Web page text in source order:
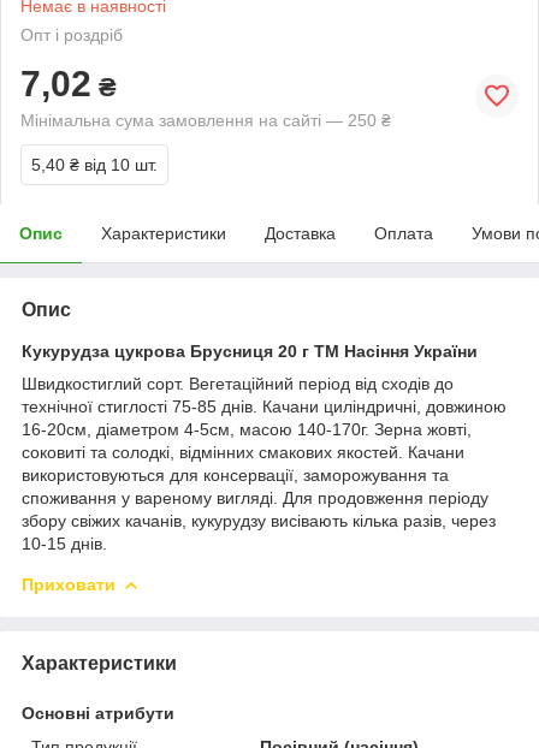
Немає в наявності
Опт і роздріб
7,02 ₴
Мінімальна сума замовлення на сайті — 250 ₴
5,40 ₴ від 10 шт.
Опис Характеристики Доставка Оплата Умови
Опис
Кукурудза цукрова Брусниця 20 г ТМ Насіння України
Швидкостиглий сорт. Вегетаційний період від сходів до
технічної стиглості 75-85 днів. Качани циліндричні, довжиною
16-20см, діаметром 4-5см, масою 140-170г. Зерна жовті,
соковиті та солодкі, відмінних смакових якостей. Качани
використовуються для консервації, заморожування та
споживання у вареному вигляді. Для продовження періоду
збору свіжих качанів, кукурудзу висівають кілька разів, через
10-15 днів.
Приховати
Характеристики
Основні атрибути